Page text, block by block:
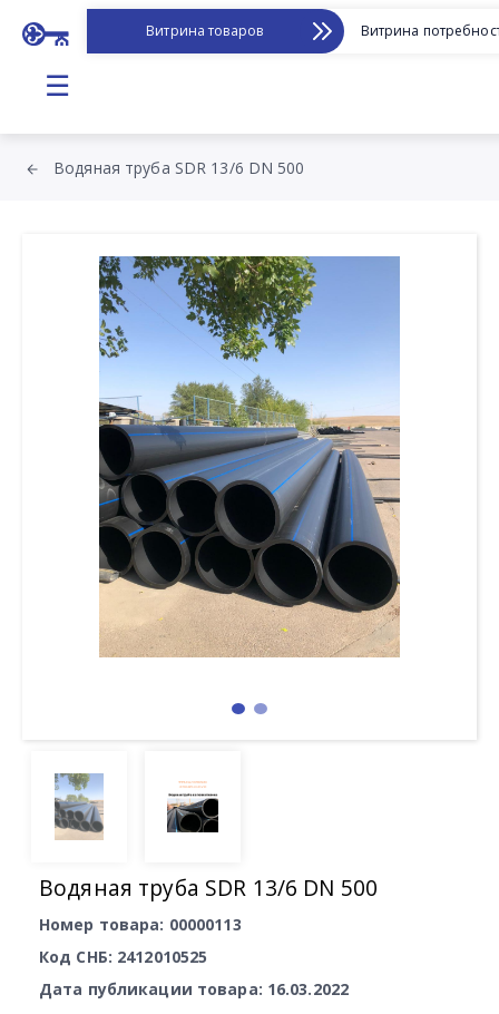
Витрина товаров Витрина
☰
Водяная труба SDR 13/6 DN 500
Водяная труба SDR 13/6 DN 500
Номер товара: 00000113
Код СНБ: 2412010525
Дата публикации товара: 16.03.2022